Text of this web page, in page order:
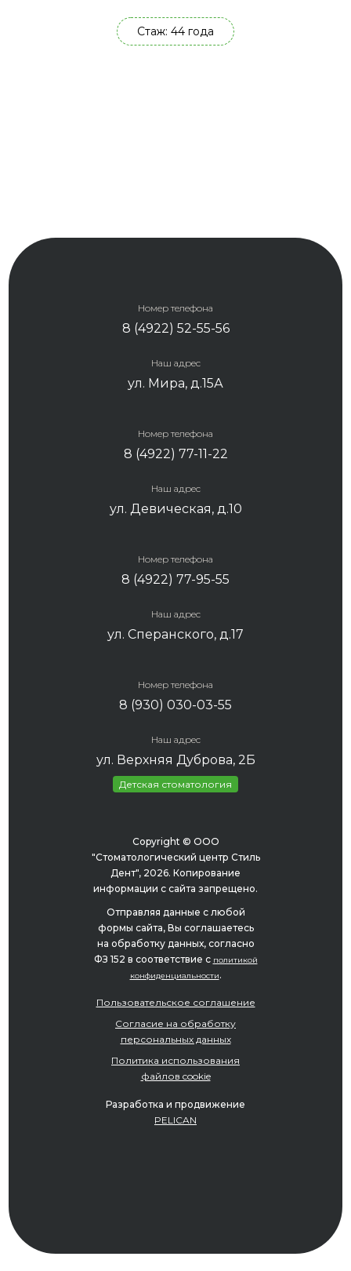
Стаж: 44 года
Номер телефона
8 (4922) 52-55-56
Наш адрес
ул. Мира, д.15А
Номер телефона
8 (4922) 77-11-22
Наш адрес
ул. Девическая, д.10
Номер телефона
8 (4922) 77-95-55
Наш адрес
ул. Сперанского, д.17
Номер телефона
8 (930) 030-03-55
Наш адрес
ул. Верхняя Дуброва, 2Б
Детская стоматология
Copyright © ООО
"Стоматологический центр Стиль
Дент", 2026. Копирование
информации с сайта запрещено.
Отправляя данные с любой
формы сайта, Вы соглашаетесь
на обработку данных, согласно
ФЗ 152 в соответствие с политикой
конфиденциальности.
Пользовательское соглашение
Согласие на обработку
персональных данных
Политика использования
файлов cookie
Разработка и продвижение
PELICAN